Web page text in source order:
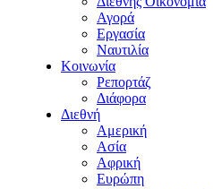
Αγορά
Εργασία
Ναυτιλία
Κοινωνία
Ρεπορτάζ
Διάφορα
Διεθνή
Αμερική
Ασία
Αφρική
Ευρώπη